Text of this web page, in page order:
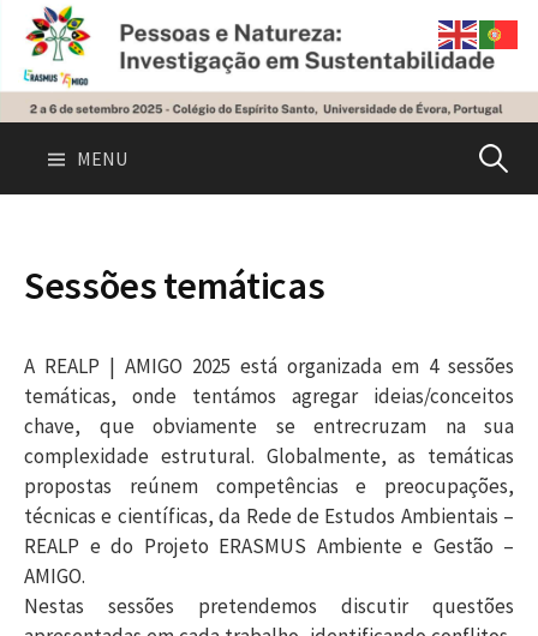
Skip
content
MENU
Sessões temáticas
A REALP | AMIGO 2025 está organizada em 4 sessões
temáticas, onde tentámos agregar ideias/conceitos
chave, que obviamente se entrecruzam na sua
complexidade estrutural. Globalmente, as temáticas
propostas reúnem competências e preocupações,
técnicas e científicas, da Rede de Estudos Ambientais –
REALP e do Projeto ERASMUS Ambiente e Gestão –
AMIGO.
Nestas sessões pretendemos discutir questões